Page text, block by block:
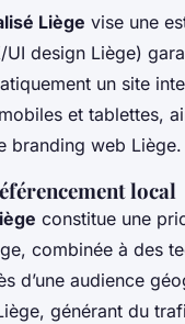
Liège vise une
UI design Liège)
un site
et tablettes,
branding web Liège.
local
constitue une
combinée à des
d’une audience
générant du